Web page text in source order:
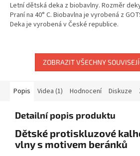
Letní dětská deka z biobavlny. Rozměr
Praní na 40° C. Biobavlna je vyrobená z
Deka je vyrobená v České republice.
ZOBRAZIT VŠECHNY
Popis Videa (1) Hodnocení Diskuze
Detailní popis produktu
Dětské protiskluzové
vlny s motivem beránků